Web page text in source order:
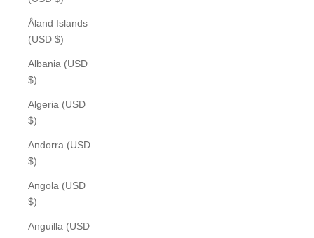
Åland Islands
(USD $)
Albania (USD
$)
Algeria (USD
$)
Andorra (USD
$)
Angola (USD
$)
Anguilla (USD